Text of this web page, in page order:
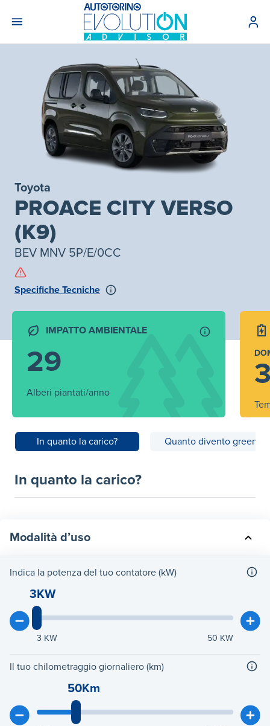
Toyota
PROACE CITY VERSO
(K9)
BEV MNV 5P/E/0CC
Specifiche Tecniche
IMPATTO AMBIENTALE
29
Alberi piantati/anno
In quanto la carico? Quanto divento green?
In quanto la carico?
Modalità d’uso
Indica la potenza del tuo contatore (kW)
3KW
3 KW 50 KW
Il tuo chilometraggio giornaliero (km)
50Km